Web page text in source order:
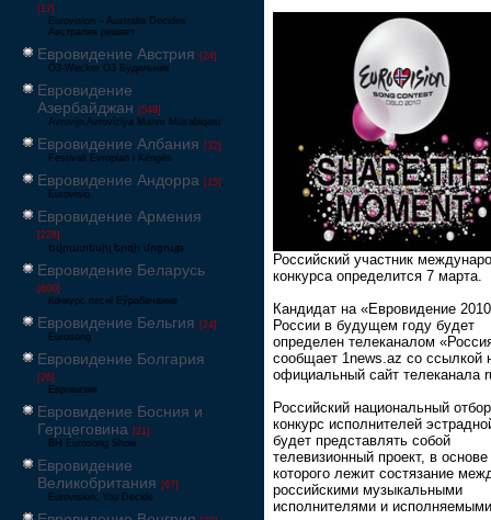
[17]
Eurovision – Australia Decides
Австралия решает
Евровидение Австрия [24]
Ö3-Wecker Ö3 Будильник
Евровидение
Азербайджан [549]
Avrovijn Avroviziya Mahnı Müsabiqəsi
Евровидение Албания [32]
Festivali Evropian i Këngës
Евровидение Андорра [15]
Eurovisió
Евровидение Армения
[228]
Եվրատեսիլ երգի մրցույթ
Евровидение Беларусь
[600]
Конкурс песні Еўрабачанне
Евровидение Бельгия [24]
Eurosong
Евровидение Болгария
[26]
Евровизия
Евровидение Босния и
Герцеговина [21]
BH Eurosong Show
Евровидение
Великобритания [67]
Eurovision: You Decide
Российский участник
конкурса определится 7 марта.
Кандидат на «Евровидение
России в будущем году будет
определен телеканалом
сообщает 1news.az со ссылкой
официальный сайт телеканала
Российский национальный
конкурс исполнителей
будет представлять собой
телевизионный проект, в основе
которого лежит состязание
российскими музыкальными
исполнителями и